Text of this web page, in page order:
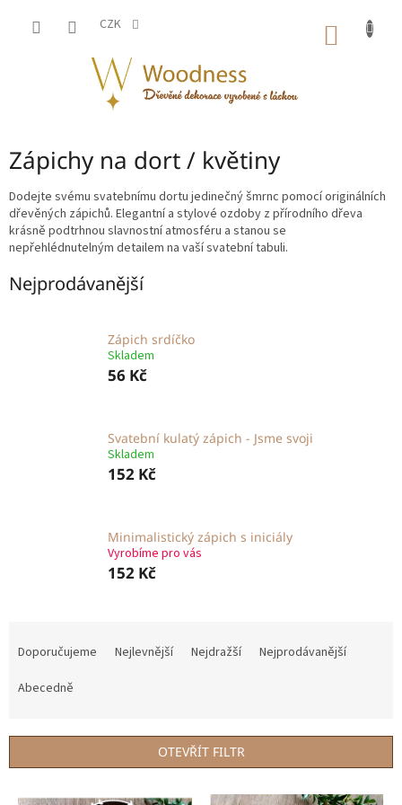
CZK
Zápichy na dort / květiny
Dodejte svému svatebnímu dortu jedinečný šmrnc pomocí originálních
dřevěných zápichů. Elegantní a stylové ozdoby z přírodního dřeva
krásně podtrhnou slavnostní atmosféru a stanou se
nepřehlédnutelným detailem na vaší svatební tabuli.
Nejprodávanější
Zápich srdíčko
Skladem
56 Kč
Svatební kulatý zápich - Jsme svoji
Skladem
152 Kč
Minimalistický zápich s iniciály
Vyrobíme pro vás
152 Kč
r
Doporučujeme Nejlevnější Nejdražší
Nejprodávanější
Abecedně
OTEVŘÍT FILTR
V